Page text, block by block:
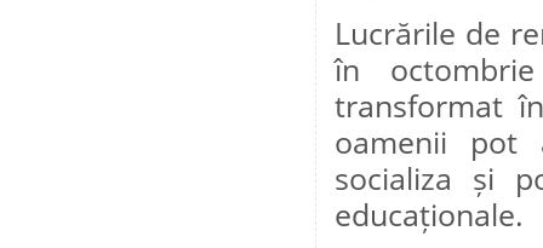
Lucrările de
în
transformat
oamenii pot
socializa și
educaționale.